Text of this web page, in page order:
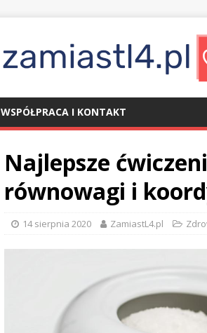
WSPÓŁPRACA I KONTAKT
Najlepsze
równowagi i
14 sierpnia 2020 ZamiastL4.pl